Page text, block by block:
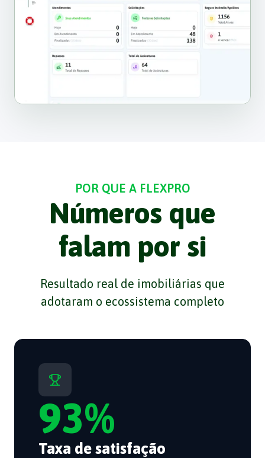
POR QUE A FLEXPRO
Números que
falam por si
Resultado real de imobiliárias que
adotaram o ecossistema completo
93%
Taxa de satisfação